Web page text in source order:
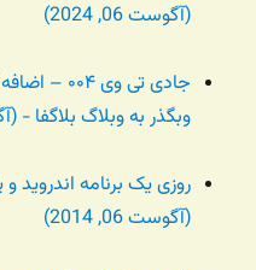
(آگوست 06, 2024)
جادی تی
وبگذر به وبلاگ بلاگفا -
روزی یک برنامه اندروید
(آگوست 06, 2014)